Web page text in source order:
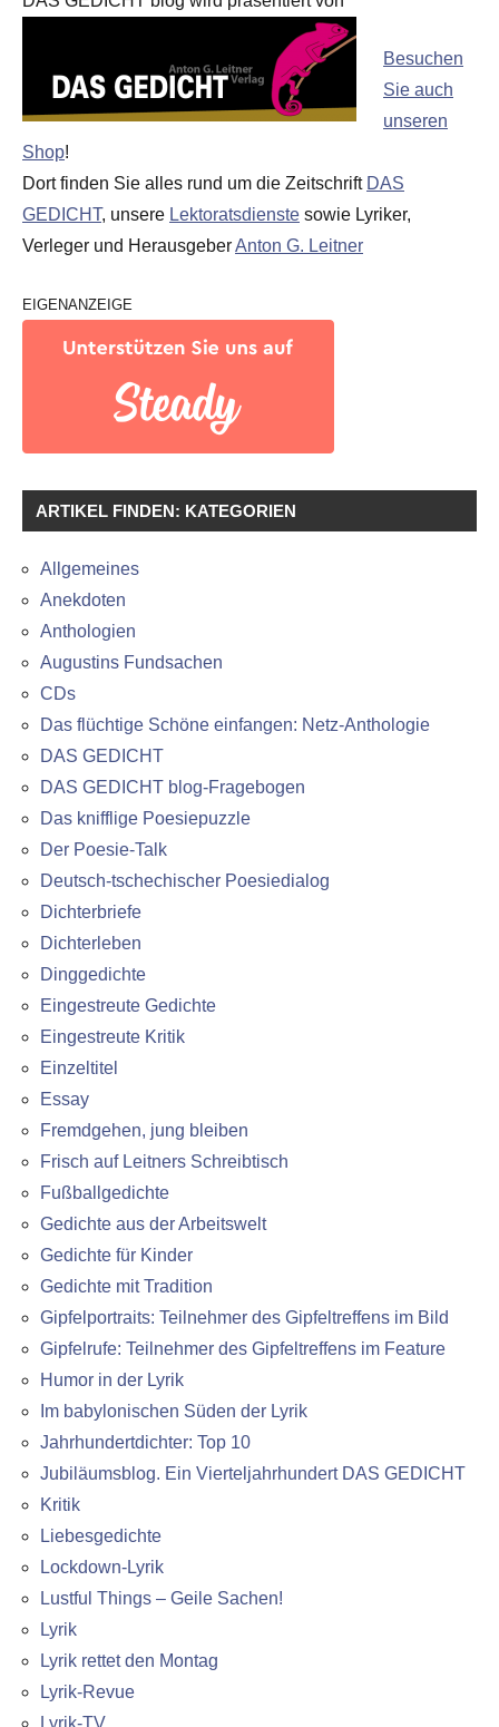
Besuchen
Sie auch
unseren
Shop!
Dort finden Sie alles rund um die Zeitschrift DAS
GEDICHT, unsere Lektoratsdienste sowie Lyriker,
Verleger und HerausgeberAnton G. Leitner
EIGENANZEIGE
ARTIKEL FINDEN: KATEGORIEN
Allgemeines
Anekdoten
Anthologien
Augustins Fundsachen
CDs
Das flüchtige Schöne einfangen: Netz-Anthologie
DAS GEDICHT
DAS GEDICHT blog-Fragebogen
Das knifflige Poesiepuzzle
Der Poesie-Talk
Deutsch-tschechischer Poesiedialog
Dichterbriefe
Dichterleben
Dinggedichte
Eingestreute Gedichte
Eingestreute Kritik
Einzeltitel
Essay
Fremdgehen, jung bleiben
Frisch auf Leitners Schreibtisch
Fußballgedichte
Gedichte aus der Arbeitswelt
Gedichte für Kinder
Gedichte mit Tradition
Gipfelportraits: Teilnehmer des Gipfeltreffens im Bild
Gipfelrufe: Teilnehmer des Gipfeltreffens im Feature
Humor in der Lyrik
Im babylonischen Süden der Lyrik
Jahrhundertdichter: Top 10
Jubiläumsblog. Ein Vierteljahrhundert DAS GEDICHT
Kritik
Liebesgedichte
Lockdown-Lyrik
Lustful Things – Geile Sachen!
Lyrik
Lyrik rettet den Montag
Lyrik-Revue
Lyrik-TV